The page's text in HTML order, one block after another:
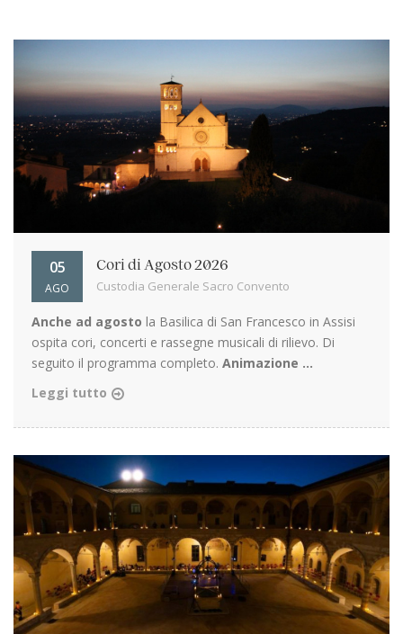
05
AGO
Cori di Agosto 2026
Custodia Generale Sacro Convento
Anche ad agosto la Basilica di San Francesco in Assisi
ospita cori, concerti e rassegne musicali di rilievo. Di
seguito il programma completo. Animazione ...
Leggi tutto